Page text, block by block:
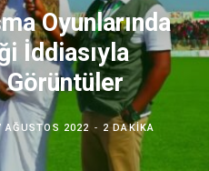
Oyunlarında
İddiasıyla
Görüntüler
AĞUSTOS 2022 2 DAKIKA